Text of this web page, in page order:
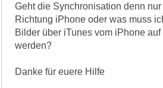
Geht die Synchronisation denn
Richtung iPhone oder was muss
Bilder über iTunes vom iPhone
werden?
Danke für euere Hilfe